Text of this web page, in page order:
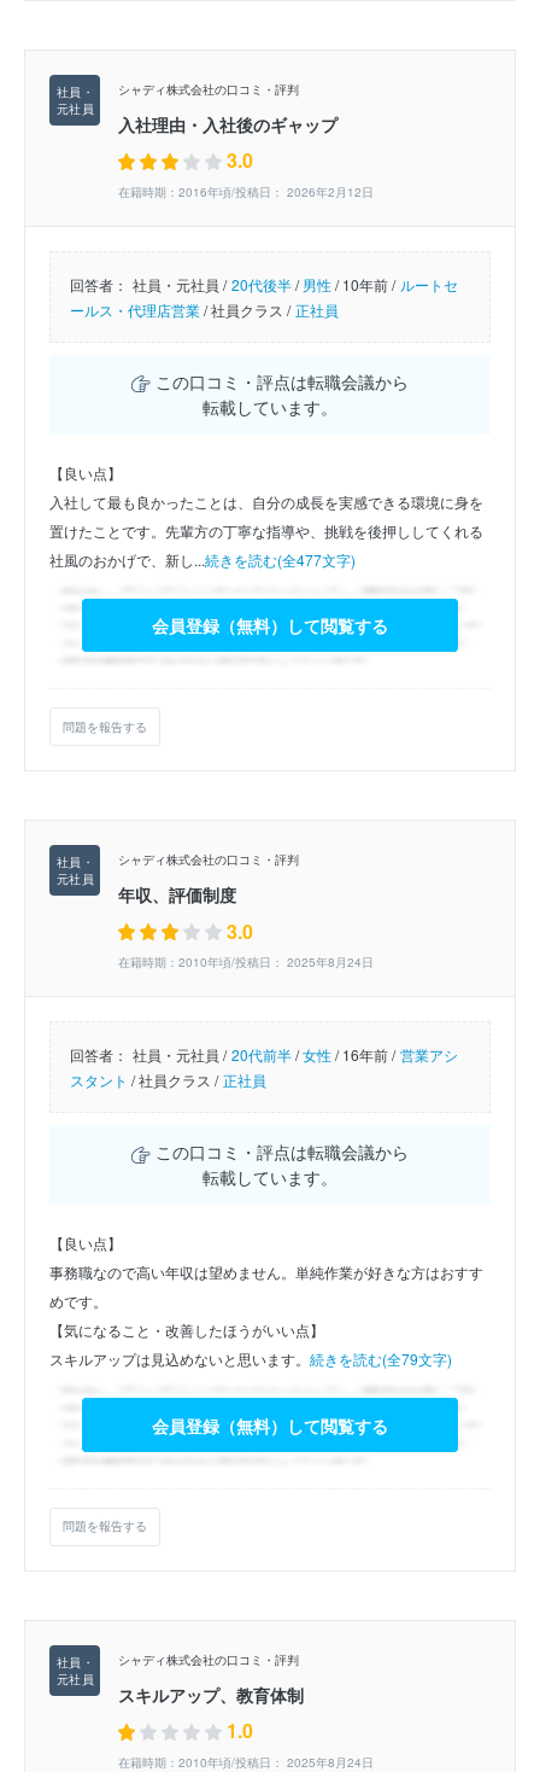
シャディ株式会社の口コミ・評判
入社理由・入社後のギャップ
3.0
在籍時期：2016年頃/投稿日： 2026年2月12日
回答者： 社員・元社員 / 20代後半/男性/10年前 / ルートセ
ールス・代理店営業/社員クラス / 正社員
この口コミ・評点は転職会議から
転載しています。
【良い点】
入社して最も良かったことは、自分の成長を実感できる環境に身を
置けたことです。先輩方の丁寧な指導や、挑戦を後押ししてくれる
社風のおかげで、新し...続きを読む(全477文字)
会員登録（無料）して閲覧する
問題を報告する
シャディ株式会社の口コミ・評判
年収、評価制度
3.0
在籍時期：2010年頃/投稿日： 2025年8月24日
回答者： 社員・元社員 / 20代前半/女性/16年前 / 営業アシ
スタント /社員クラス / 正社員
この口コミ・評点は転職会議から
転載しています。
【良い点】
事務職なので高い年収は望めません。単純作業が好きな方はおすす
めです。
【気になること・改善したほうがいい点】
スキルアップは見込めないと思います。 続きを読む(全79文字)
会員登録（無料）して閲覧する
問題を報告する
シャディ株式会社の口コミ・評判
スキルアップ、教育体制
1.0
在籍時期：2010年頃/投稿日： 2025年8月24日